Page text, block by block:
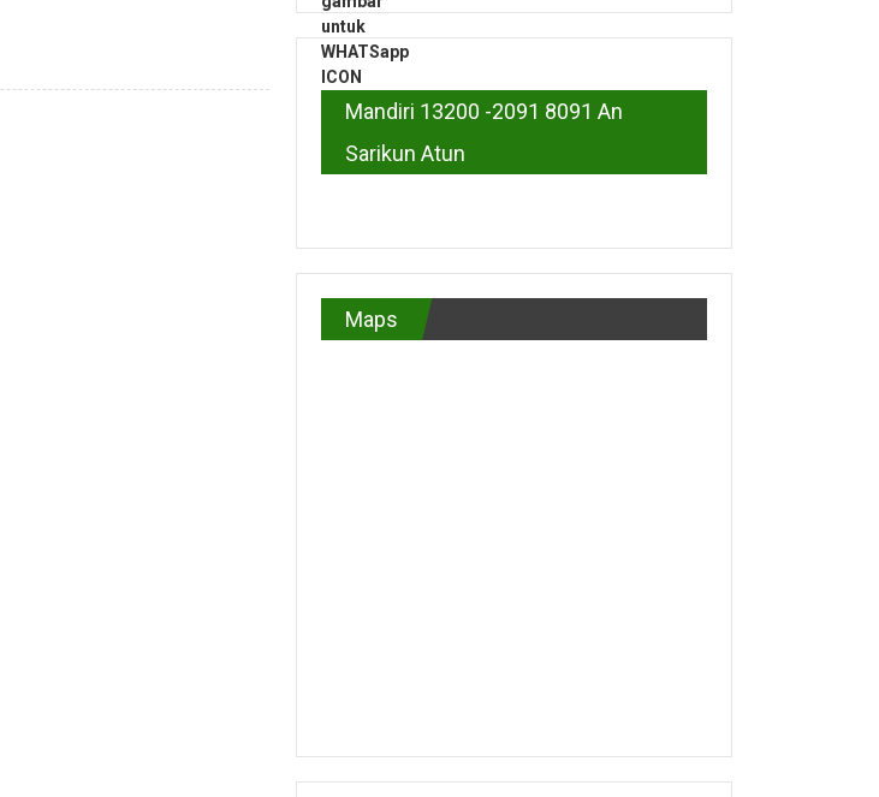
Mandiri 13200 -2091 8091 An
Sarikun Atun
Maps